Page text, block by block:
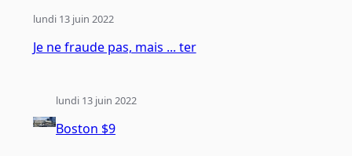
Je ne fraude pas, mais ... ter
lundi 13 juin 2022
Boston $9
lundi 13 juin 2022